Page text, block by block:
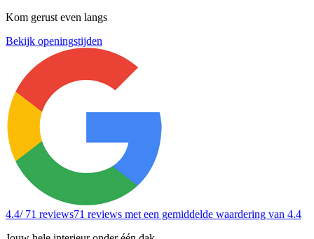
Kom gerust even langs
Bekijk openingstijden
4.4/ 71 reviews71 reviews met een gemiddelde waardering van 4.4